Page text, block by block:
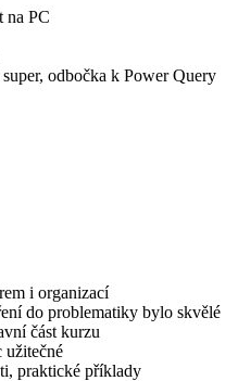
na PC
odbočka k Power Query
i organizací
do problematiky bylo skvělé
část kurzu
praktické příklady